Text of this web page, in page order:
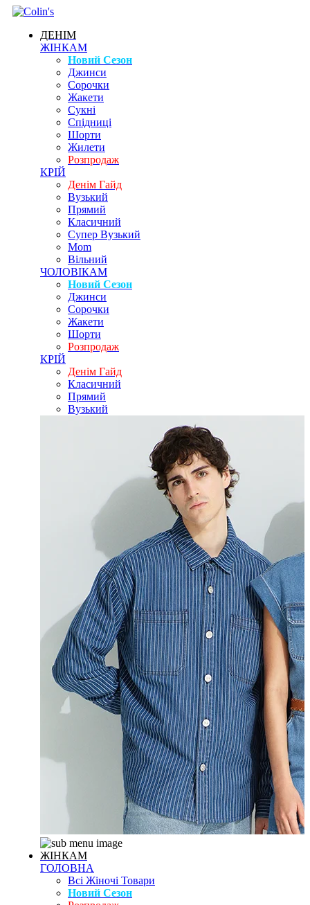
ДЕНІМ
ЖІНКАМ
Новий Сезон
Джинси
Сорочки
Жакети
Сукні
Спідниці
Шорти
Жилети
Розпродаж
КРІЙ
Денім Гайд
Вузький
Прямий
Класичний
Супер Вузький
Mom
Вільний
ЧОЛОВІКАМ
Новий Сезон
Джинси
Сорочки
Жакети
Шорти
Розпродаж
КРІЙ
Денім Гайд
Класичний
Прямий
Вузький
ЖІНКАМ
ГОЛОВНА
Всі Жіночі Товари
Новий Сезон